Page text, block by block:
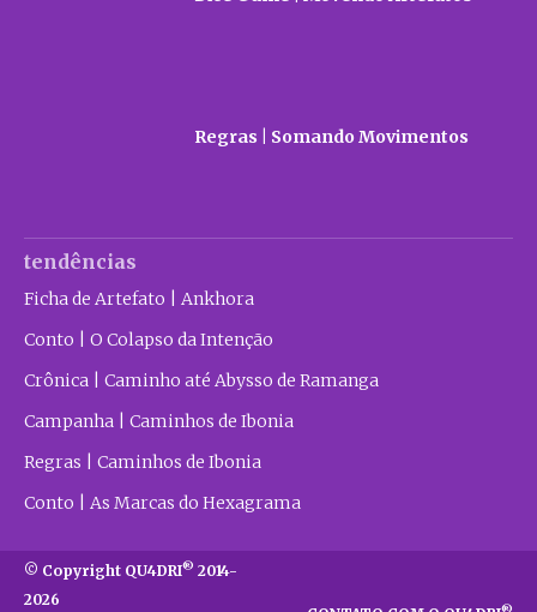
Regras | Somando Movimentos
tendências
Ficha de Artefato | Ankhora
Conto | O Colapso da Intenção
Crônica | Caminho até Abysso de Ramanga
Campanha | Caminhos de Ibonia
Regras | Caminhos de Ibonia
Conto | As Marcas do Hexagrama
© Copyright QU4DRI® 2014-
2026